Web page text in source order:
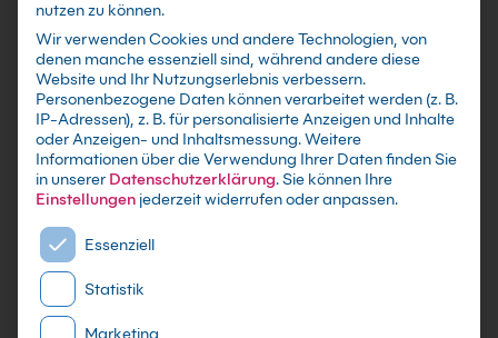
Fusion Electronics Kurs
mit Zertifikat als Live Online Training,
Präsenzseminar in 21 CAD-Schulungszentren,
Firmen- oder Inhouse-Schulung vor Ort - Lerne
im zertifizierten Autodesk Trainingscenter
nutzen zu können.
Wir verwenden Cookies und andere Technologien, von
denen manche essenziell sind, während andere diese
Website und Ihr Nutzungserlebnis verbessern.
Personenbezogene Daten können verarbeitet werden (z. B.
IP-Adressen), z. B. für personalisierte Anzeigen und Inhalte
oder Anzeigen- und Inhaltsmessung.Weitere
Informationen über die Verwendung Ihrer Daten finden Sie
in unserer Datenschutzerklärung.Sie können Ihre
Einstellungen jederzeit widerrufen oder anpassen.
Es folgt eine Liste der Service-Gruppen, für die eine
Essenziell
Statistik
Marketing